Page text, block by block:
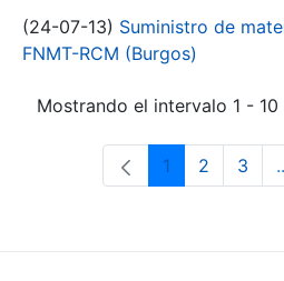
(24-07-13) Suministro de
FNMT-RCM (Burgos)
Mostrando el intervalo 1 -
Página
1 Página
2 3